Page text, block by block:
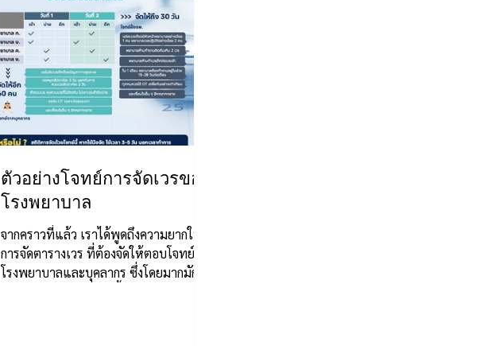
ตัวอย่างโจทย์การจัดเวรของ
โรงพยาบาล
จากคราวที่แล้ว เราได้พูดถึงความยากใน
การจัดตารางเวร ที่ต้องจัดให้ตอบโจทย์ทั้ง
โรงพยาบาลและบุคลากร ซึ่งโดยมากมักจะ